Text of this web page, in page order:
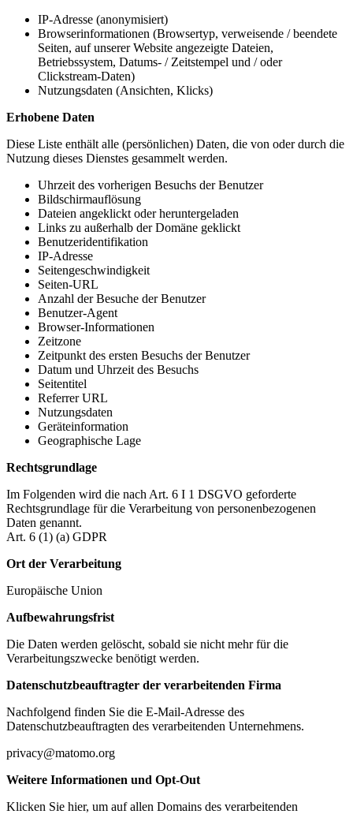
IP-Adresse (anonymisiert)
Browserinformationen (Browsertyp, verweisende / beendete
Seiten, auf unserer Website angezeigte Dateien,
Betriebssystem, Datums- / Zeitstempel und / oder
Clickstream-Daten)
Nutzungsdaten (Ansichten, Klicks)
Erhobene Daten
Diese Liste enthält alle (persönlichen) Daten, die von oder durch die
Nutzung dieses Dienstes gesammelt werden.
Uhrzeit des vorherigen Besuchs der Benutzer
Bildschirmauflösung
Dateien angeklickt oder heruntergeladen
Links zu außerhalb der Domäne geklickt
Benutzeridentifikation
IP-Adresse
Seitengeschwindigkeit
Seiten-URL
Anzahl der Besuche der Benutzer
Benutzer-Agent
Browser-Informationen
Zeitzone
Zeitpunkt des ersten Besuchs der Benutzer
Datum und Uhrzeit des Besuchs
Seitentitel
Referrer URL
Nutzungsdaten
Geräteinformation
Geographische Lage
Rechtsgrundlage
Im Folgenden wird die nach Art. 6 I 1 DSGVO geforderte
Rechtsgrundlage für die Verarbeitung von personenbezogenen
Daten genannt.
Art. 6 (1) (a) GDPR
Ort der Verarbeitung
Europäische Union
Aufbewahrungsfrist
Die Daten werden gelöscht, sobald sie nicht mehr für die
Verarbeitungszwecke benötigt werden.
Datenschutzbeauftragter der verarbeitenden Firma
Nachfolgend finden Sie die E-Mail-Adresse des
Datenschutzbeauftragten des verarbeitenden Unternehmens.
privacy@matomo.org
Weitere Informationen und Opt-Out
Klicken Sie hier, um auf allen Domains des verarbeitenden